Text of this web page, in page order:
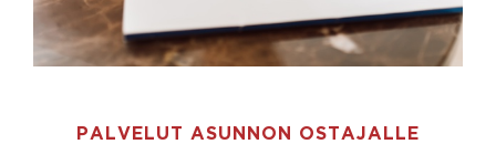
PALVELUT ASUNNON OSTAJALLE